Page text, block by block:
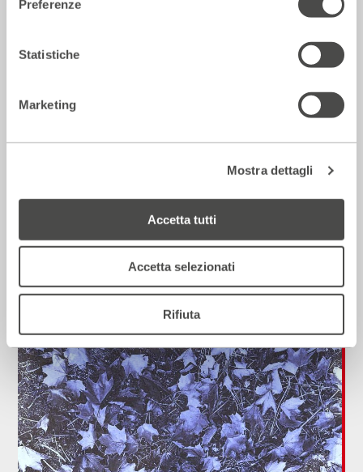
Preferenze
Statistiche
Marketing
Mostra dettagli
Accetta tutti
Accetta selezionati
Rifiuta
Che fine hanno fatto i matti?